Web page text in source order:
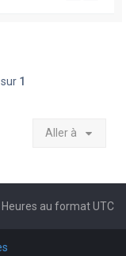
sur 1
Aller à
Heures au formatUTC